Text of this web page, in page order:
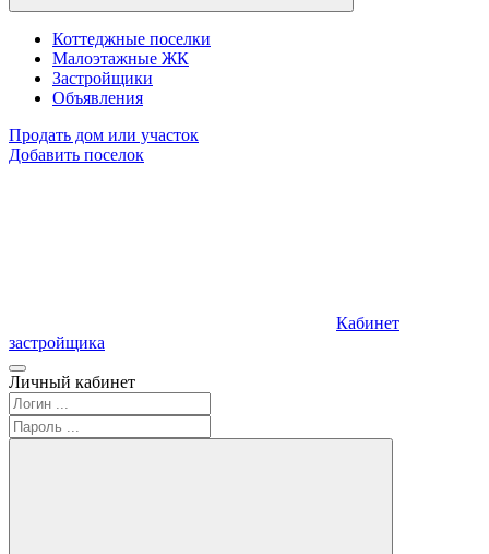
Коттеджные поселки
Малоэтажные ЖК
Застройщики
Объявления
Продать дом или участок
Добавить поселок
Кабинет
застройщика
Личный кабинет